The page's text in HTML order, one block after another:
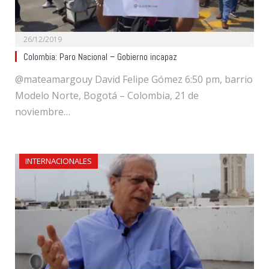
26/12/2019
Colombia: Paro Nacional – Gobierno incapaz
@mateamargouy David Felipe Gómez 6:50 pm, barrio
Modelo Norte, Bogotá – Colombia, 21 de
noviembre…
INTERNACIONALES